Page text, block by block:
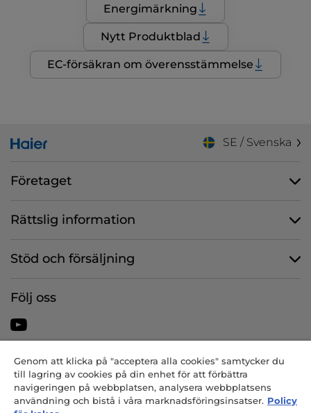
Energimärkning
Nytt Produktblad
EC-försäkran om överensstämmelse
SE / Svenska
Företaget
Rättslig information
Stöd och försäljning
Följ oss
CANDY HOOVER GROUP S.r.I. – Enmansbolag – SÄTE: Via Comolli, 57
– 20861 Brugherio (MB) – Italien – ADMINISTRATIVA KONTOR: Via
Privata Eden Fumagalli snc – 20861 Brugherio (MB) och Via Trento nr.
20/A-22 – 20871 Vimercate (MB) – Italien – Tfn: +39 039 2086 1 – Fax:
Genom att klicka på "acceptera alla cookies" samtycker du
till lagring av cookies på din enhet för att förbättra
navigeringen på webbplatsen, analysera webbplatsens
användning och bistå i våra marknadsföringsinsatser. Policy